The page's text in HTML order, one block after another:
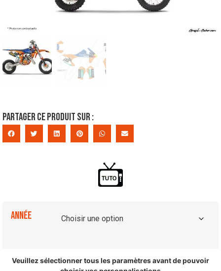
Partager ce produit sur :
Année
Veuillez sélectionner tous les paramètres avant de pouvoir